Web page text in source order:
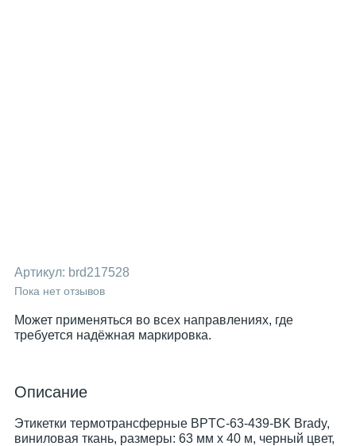
Артикул: brd217528
Пока нет отзывов
Может применяться во всех направлениях, где
требуется надёжная маркировка.
Описание
Этикетки термотрансферные BPTC-63-439-BK Brady,
виниловая ткань, размеры: 63 мм x 40 м, черный цвет,